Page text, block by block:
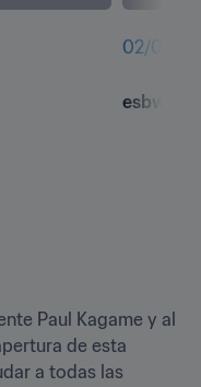
02/09
Paul Kagame y al
de esta
a todas las